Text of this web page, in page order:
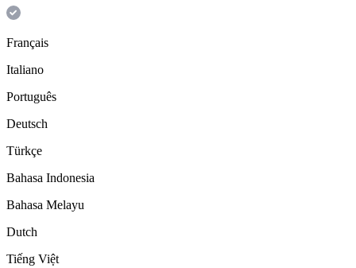
Français
Italiano
Português
Deutsch
Türkçe
Bahasa Indonesia
Bahasa Melayu
Dutch
Tiếng Việt